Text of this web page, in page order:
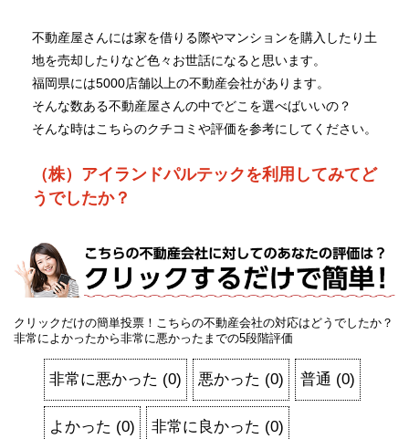
不動産屋さんには家を借りる際やマンションを購入したり土
地を売却したりなど色々お世話になると思います。
福岡県には5000店舗以上の不動産会社があります。
そんな数ある不動産屋さんの中でどこを選べばいいの？
そんな時はこちらのクチコミや評価を参考にしてください。
（株）アイランドパルテックを利用してみてど
うでしたか？
クリックだけの簡単投票！こちらの不動産会社の対応はどうでしたか？
非常によかったから非常に悪かったまでの5段階評価
非常に悪かった (0) 悪かった (0) 普通 (0)
よかった (0) 非常に良かった (0)